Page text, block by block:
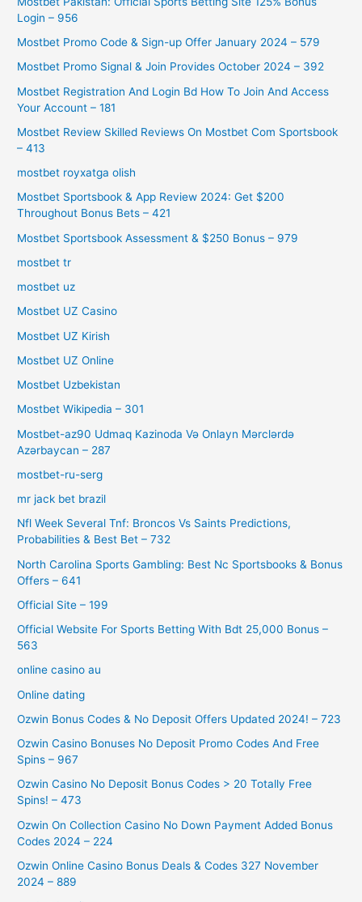
Login – 956
Mostbet Promo Code & Sign-up Offer January 2024 – 579
Mostbet Promo Signal & Join Provides October 2024 – 392
Mostbet Registration And Login Bd How To Join And Access
Your Account – 181
Mostbet Review Skilled Reviews On Mostbet Com Sportsbook
– 413
mostbet royxatga olish
Mostbet Sportsbook & App Review 2024: Get $200
Throughout Bonus Bets – 421
Mostbet Sportsbook Assessment & $250 Bonus – 979
mostbet tr
mostbet uz
Mostbet UZ Casino
Mostbet UZ Kirish
Mostbet UZ Online
Mostbet Uzbekistan
Mostbet Wikipedia – 301
Mostbet-az90 Udmaq Kazinoda Və Onlayn Mərclərdə
Azərbaycan – 287
mostbet-ru-serg
mr jack bet brazil
Nfl Week Several Tnf: Broncos Vs Saints Predictions,
Probabilities & Best Bet – 732
North Carolina Sports Gambling: Best Nc Sportsbooks & Bonus
Offers – 641
Official Site – 199
Official Website For Sports Betting With Bdt 25,000 Bonus –
563
online casino au
Online dating
Ozwin Bonus Codes & No Deposit Offers Updated 2024! – 723
Ozwin Casino Bonuses No Deposit Promo Codes And Free
Spins – 967
Ozwin Casino No Deposit Bonus Codes > 20 Totally Free
Spins! – 473
Ozwin On Collection Casino No Down Payment Added Bonus
Codes 2024 – 224
Ozwin Online Casino Bonus Deals & Codes 327 November
2024 – 889